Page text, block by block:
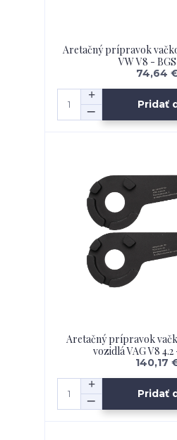
Aretačný prípravok
VW V8 -
74,64
Pridať
Aretačný prípravok
vozidlá VAG V8 4.2
140,17
Pridať